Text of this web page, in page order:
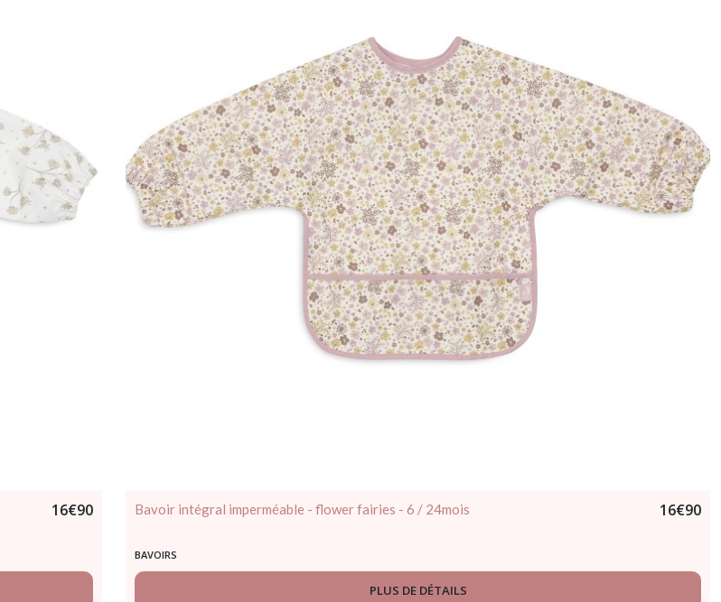
16€90 Bavoir intégral imperméable - flower fairies - 6 / 24mois 16€90
BAVOIRS
PLUS DE DÉTAILS